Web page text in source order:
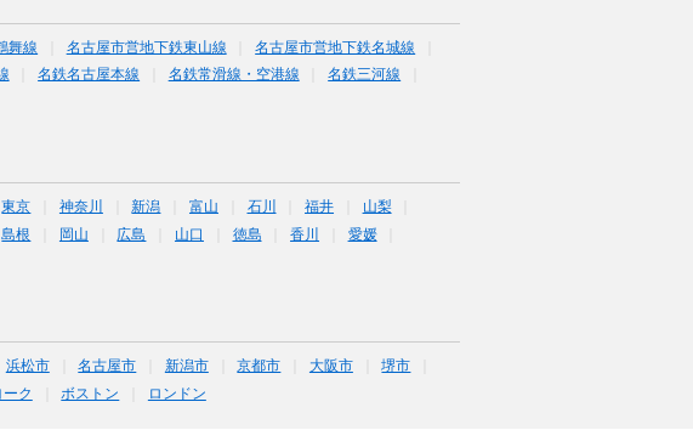
舞線 名古屋市営地下鉄東山線
名古屋市営地下鉄名城線
名鉄名古屋本線 名鉄常滑線・空港線
名鉄三河線
東京 神奈川 新潟 富山 石川 福井
山梨
島根 岡山 広島 山口 徳島 香川
愛媛
浜松市 名古屋市 新潟市 京都市 大阪市
堺市
ーク ボストン ロンドン